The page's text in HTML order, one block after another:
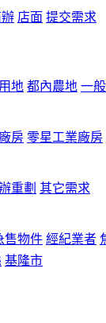
店面 提交需求
地 都內農地 一
房 零星工業廠房
重劃 其它需求
售物件 經紀業者
基隆市